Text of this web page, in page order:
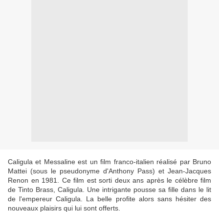
Caligula et Messaline est un film franco-italien réalisé par Bruno
Mattei (sous le pseudonyme d'Anthony Pass) et Jean-Jacques
Renon en 1981. Ce film est sorti deux ans après le célèbre film
de Tinto Brass, Caligula. Une intrigante pousse sa fille dans le lit
de l'empereur Caligula. La belle profite alors sans hésiter des
nouveaux plaisirs qui lui sont offerts.